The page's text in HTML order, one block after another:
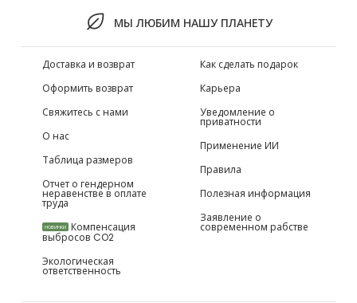
МЫ ЛЮБИМ НАШУ ПЛАНЕТУ
Доставка и возврат
Оформить возврат
Свяжитесь с нами
О нас
Таблица размеров
Отчет о гендерном
неравенстве в оплате
труда
НОВИНКИ Компенсация
выбросов CO2
Экологическая
ответственность
Как сделать подарок
Карьера
Уведомление о
приватности
Применение ИИ
Правила
Полезная информация
Заявление о
современном рабстве